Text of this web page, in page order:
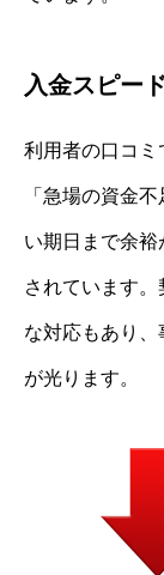
入金スピー
利用者の口コミ
「急場の資金
い期日まで余
されています
な対応もあり
が光ります。